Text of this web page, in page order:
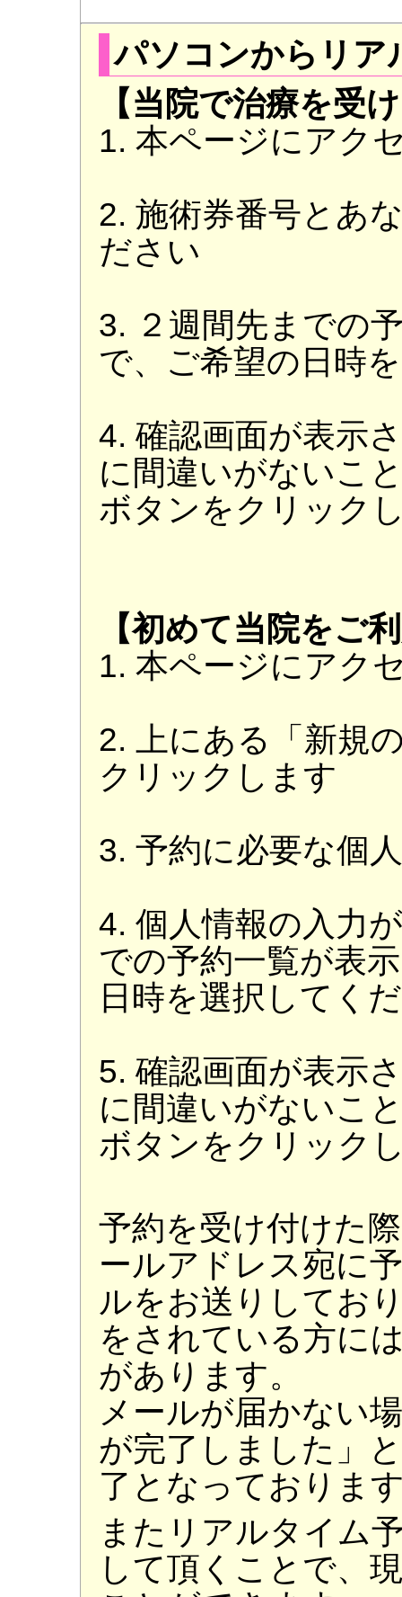
パソコンからリア
【当院で治療を受
1. 本ページにアク
2. 施術券番号とあ
ださい
3. ２週間先までの
で、ご希望の日時
4. 確認画面が表示
に間違いがないこ
ボタンをクリック
【初めて当院をご
1. 本ページにアク
2. 上にある「新規
クリックします
3. 予約に必要な個
4. 個人情報の入力
での予約一覧が表
日時を選択してく
5. 確認画面が表示
に間違いがないこ
ボタンをクリック
予約を受け付けた
ールアドレス宛に
ルをお送りしてお
をされている方に
があります。
メールが届かない
が完了しました」
了となっておりま
またリアルタイム
して頂くことで、